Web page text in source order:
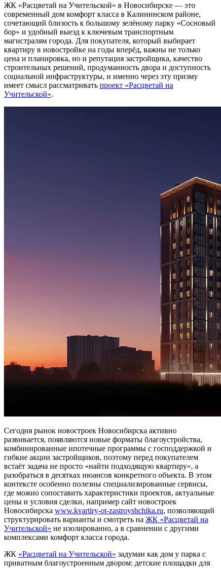
ЖК «Расцветай на Учительской» в Новосибирске — это
современный дом комфорт класса в Калининском районе,
сочетающий близость к большому зелёному парку «Сосновый
бор» и удобный выезд к ключевым транспортным
магистралям города. Для покупателя, который выбирает
квартиру в новостройке на годы вперёд, важны не только
цена и планировка, но и репутация застройщика, качество
строительных решений, продуманность двора и доступность
социальной инфраструктуры, и именно через эту призму
имеет смысл рассматривать проект «Расцветай на
Учительской».
Сегодня рынок новостроек Новосибирска активно
развивается, появляются новые форматы благоустройства,
комбинированные ипотечные программы с господдержкой и
гибкие акции застройщиков, поэтому перед покупателем
встаёт задача не просто «найти подходящую квартиру», а
разобраться в десятках нюансов конкретного объекта. В этом
контексте особенно полезны специализированные сервисы,
где можно сопоставить характеристики проектов, актуальные
цены и условия сделки, например сайт новостроек
Новосибирска www.kvartiry-ot-zastroyshchika.ru, позволяющий
структурировать варианты и смотреть на ЖК «Расцветай на
Учительской» не изолированно, а в сравнении с другими
комплексами комфорт класса города.
ЖК «Расцветай на Учительской» задуман как дом у парка с
приватным благоустроенным двором: детские площадки для